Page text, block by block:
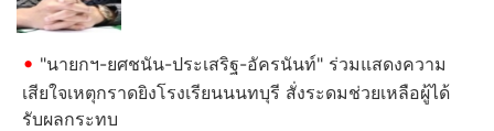
"นายกฯ-ยศชนัน-ประเสริฐ-อัครนันท์" ร่วมแสดงความ
เสียใจเหตุกราดยิงโรงเรียนนนทบุรี สั่งระดมช่วยเหลือผู้ได้
รับผลกระทบ